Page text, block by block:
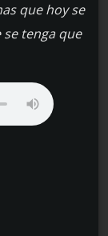
que hoy se
tenga que